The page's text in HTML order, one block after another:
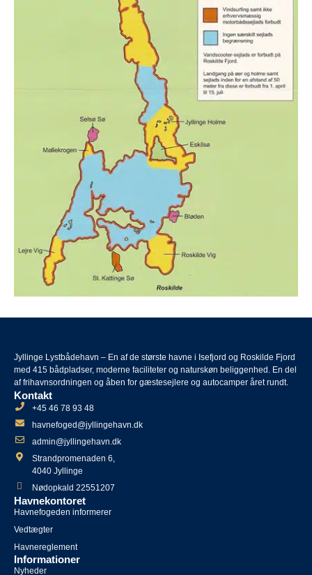
Jyllinge Lystbådehavn – En af de største havne i Isefjord og Roskilde Fjord
med 415 bådpladser, moderne faciliteter og naturskøn beliggenhed. En del
af frihavnsordningen og åben for gæstesejlere og autocamper året rundt.
Kontakt
+45 46 78 93 48
havnefoged@jyllingehavn.dk
admin@jyllingehavn.dk
Strandpromenaden 6,
4040 Jyllinge
Nødopkald 22551207
Havnekontoret
Havnefogeden informerer
Vedtægter
Havnereglement
Informationer
Nyheder